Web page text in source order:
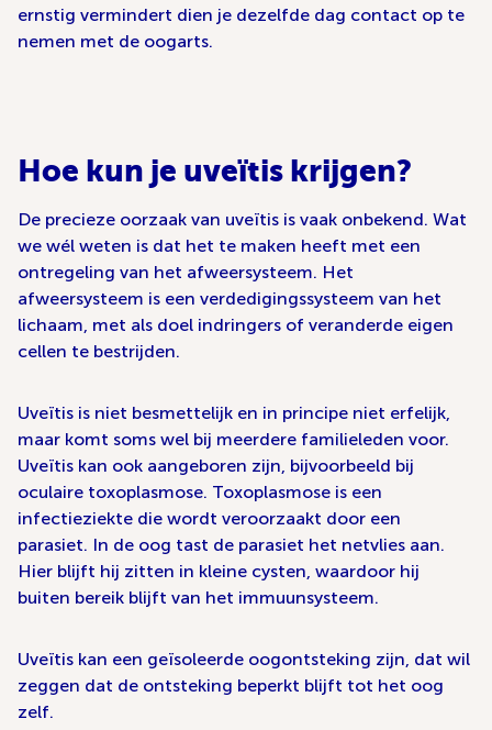
ernstig vermindert dien je dezelfde dag contact op te
nemen met de oogarts.
Hoe kun je uveïtis krijgen?
De precieze oorzaak van uveïtis is vaak onbekend. Wat
we wél weten is dat het te maken heeft met een
ontregeling van het afweersysteem. Het
afweersysteem is een verdedigingssysteem van het
lichaam, met als doel indringers of veranderde eigen
cellen te bestrijden.
Uveïtis is niet besmettelijk en in principe niet erfelijk,
maar komt soms wel bij meerdere familieleden voor.
Uveïtis kan ook aangeboren zijn, bijvoorbeeld bij
oculaire toxoplasmose. Toxoplasmose is een
infectieziekte die wordt veroorzaakt door een
parasiet. In de oog tast de parasiet het netvlies aan.
Hier blijft hij zitten in kleine cysten, waardoor hij
buiten bereik blijft van het immuunsysteem.
Uveïtis kan een geïsoleerde oogontsteking zijn, dat wil
zeggen dat de ontsteking beperkt blijft tot het oog
zelf.